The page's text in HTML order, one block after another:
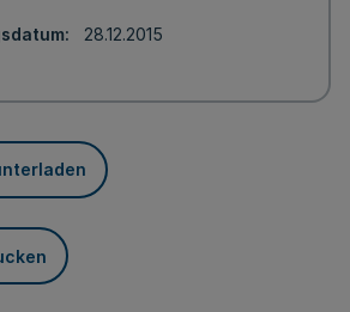
28.12.2015